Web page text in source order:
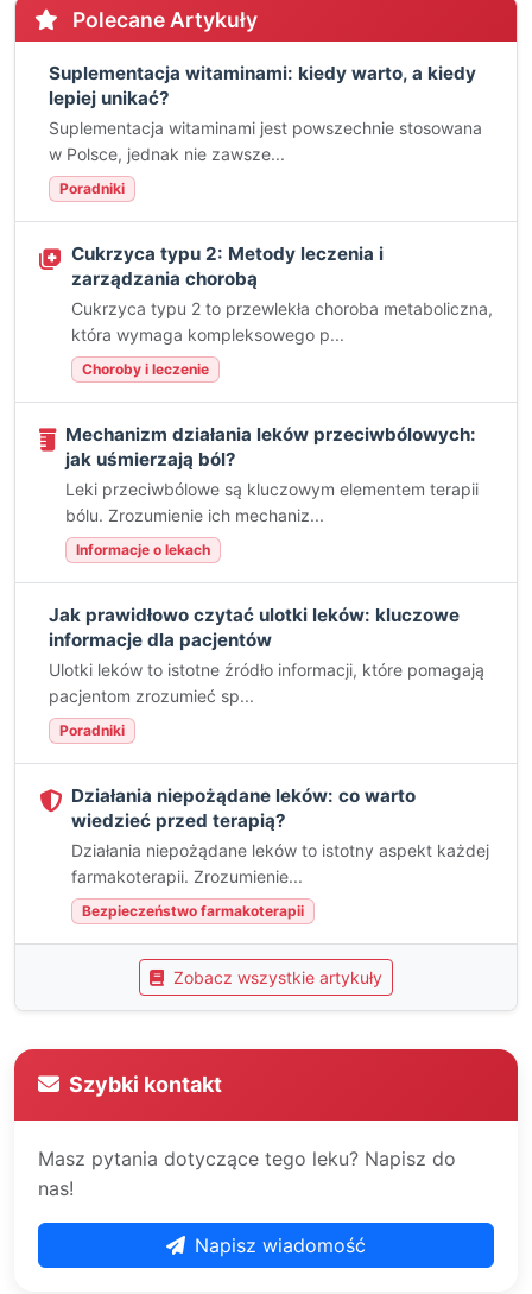
Polecane Artykuły
Suplementacja witaminami: kiedy warto, a kiedy
lepiej unikać?
Suplementacja witaminami jest powszechnie stosowana
w Polsce, jednak nie zawsze...
Poradniki
Cukrzyca typu 2: Metody leczenia i
zarządzania chorobą
Cukrzyca typu 2 to przewlekła choroba metaboliczna,
która wymaga kompleksowego p...
Choroby i leczenie
Mechanizm działania leków przeciwbólowych:
jak uśmierzają ból?
Leki przeciwbólowe są kluczowym elementem terapii
bólu. Zrozumienie ich mechaniz...
Informacje o lekach
Jak prawidłowo czytać ulotki leków: kluczowe
informacje dla pacjentów
Ulotki leków to istotne źródło informacji, które pomagają
pacjentom zrozumieć sp...
Poradniki
Działania niepożądane leków: co warto
wiedzieć przed terapią?
Działania niepożądane leków to istotny aspekt każdej
farmakoterapii. Zrozumienie...
Bezpieczeństwo farmakoterapii
Zobacz wszystkie artykuły
Szybki kontakt
Masz pytania dotyczące tego leku? Napisz do
nas!
Napisz wiadomość